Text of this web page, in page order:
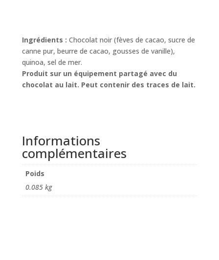
Ingrédients : Chocolat noir (fèves de cacao, sucre de
canne pur, beurre de cacao, gousses de vanille),
quinoa, sel de mer.
Produit sur un équipement partagé avec du
chocolat au lait. Peut contenir des traces de lait.
Informations
complémentaires
Poids
0.085 kg